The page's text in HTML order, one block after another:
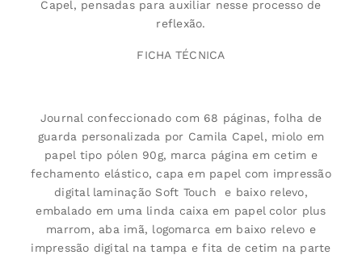
Capel, pensadas para auxiliar nesse processo de
reflexão.
FICHA TÉCNICA
Journal confeccionado com 68 páginas, folha de
guarda personalizada por Camila Capel, miolo em
papel tipo pólen 90g, marca página em cetim e
fechamento elástico, capa em papel com impressão
digital laminação Soft Touch e baixo relevo,
embalado em uma linda caixa em papel color plus
marrom, aba imã, logomarca em baixo relevo e
impressão digital na tampa e fita de cetim na parte